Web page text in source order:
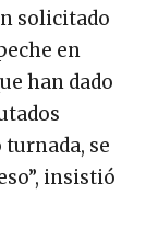
solicitado
en
han dado
se
insistió